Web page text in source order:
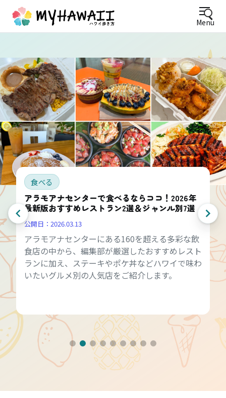
Menu
食べる
アラモアナセンターで食べるならココ！2026年
最新版おすすめレストラン2選＆ジャンル別7選
公開日： 2026.03.13
アラモアナセンターにある160を超える多彩な飲
食店の中から、編集部が厳選したおすすめレスト
ランに加え、ステーキやポケ丼などハワイで味わ
いたいグルメ別の人気店をご紹介します。